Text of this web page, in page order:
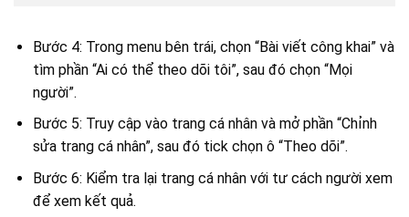
Bước 4: Trong menu bên trái, chọn “Bài viết công khai” và
tìm phần “Ai có thể theo dõi tôi”, sau đó chọn “Mọi
người”.
Bước 5: Truy cập vào trang cá nhân và mở phần “Chỉnh
sửa trang cá nhân”, sau đó tick chọn ô “Theo dõi”.
Bước 6: Kiểm tra lại trang cá nhân với tư cách người xem
để xem kết quả.